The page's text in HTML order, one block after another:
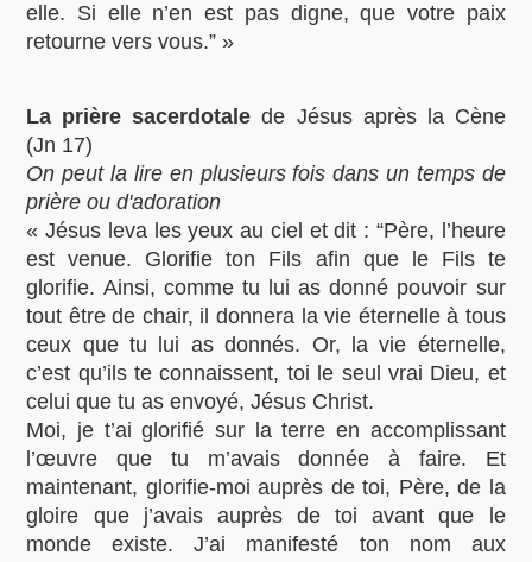
elle. Si elle n’en est pas digne, que votre paix
retourne vers vous.” »
La prière sacerdotale de Jésus après la Cène
(Jn 17)
On peut la lire en plusieurs fois dans un temps de
prière ou d'adoration
« Jésus leva les yeux au ciel et dit : “Père, l’heure
est venue. Glorifie ton Fils afin que le Fils te
glorifie. Ainsi, comme tu lui as donné pouvoir sur
tout être de chair, il donnera la vie éternelle à tous
ceux que tu lui as donnés. Or, la vie éternelle,
c’est qu’ils te connaissent, toi le seul vrai Dieu, et
celui que tu as envoyé, Jésus Christ.
Moi, je t’ai glorifié sur la terre en accomplissant
l’œuvre que tu m’avais donnée à faire. Et
maintenant, glorifie-moi auprès de toi, Père, de la
gloire que j’avais auprès de toi avant que le
monde existe. J’ai manifesté ton nom aux